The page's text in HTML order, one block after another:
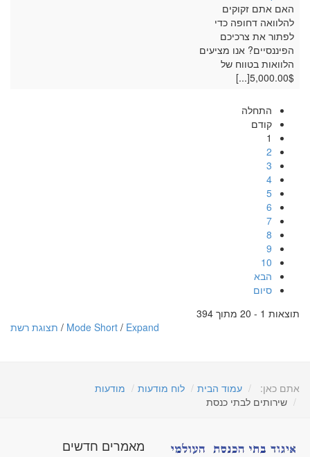
האם אתם זקוקים
להלוואה דחופה כדי
לפתור את צרכיכם
הפיננסיים? אנו מציעים
הלוואות בטווח של
5,000.00$[...]
התחלה
קודם
1
2
3
4
5
6
7
8
9
10
הבא
סיום
תוצאות 1 - 20 מתוך 394
Mode Short / Expand
/ תצוגת רשת
אתם כאן: עמוד הבית לוח מודעות
מודעות
שירותים לבתי כנסת
מאמרים חדשים